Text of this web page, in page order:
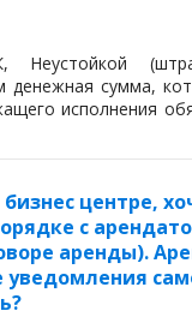
денежная сумма,
исполнения
центре,
с
аренды).
уведомления